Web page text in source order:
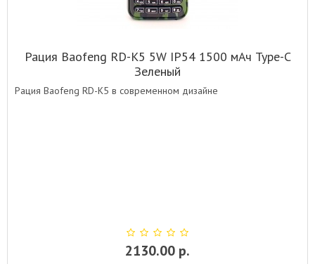
Рация Baofeng RD-K5 5W IP54 1500 мАч Type-C
Зеленый
Рация Baofeng RD-K5 в современном дизайне
2130.00 р.